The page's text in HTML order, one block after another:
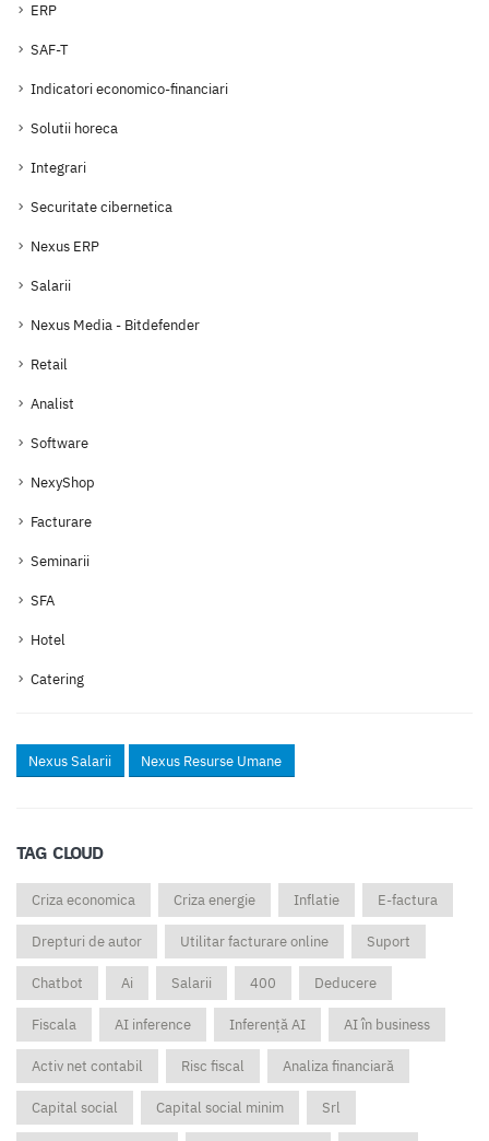
ERP
SAF-T
Indicatori economico-financiari
Solutii horeca
Integrari
Securitate cibernetica
Nexus ERP
Salarii
Nexus Media - Bitdefender
Retail
Analist
Software
NexyShop
Facturare
Seminarii
SFA
Hotel
Catering
Nexus Salarii Nexus Resurse Umane
TAG CLOUD
Criza economica Criza energie Inflatie E-factura
Drepturi de autor Utilitar facturare online Suport
Chatbot Ai Salarii 400 Deducere
Fiscala AI inference Inferență AI AI în business
Activ net contabil Risc fiscal Analiza financiară
Capital social Capital social minim Srl